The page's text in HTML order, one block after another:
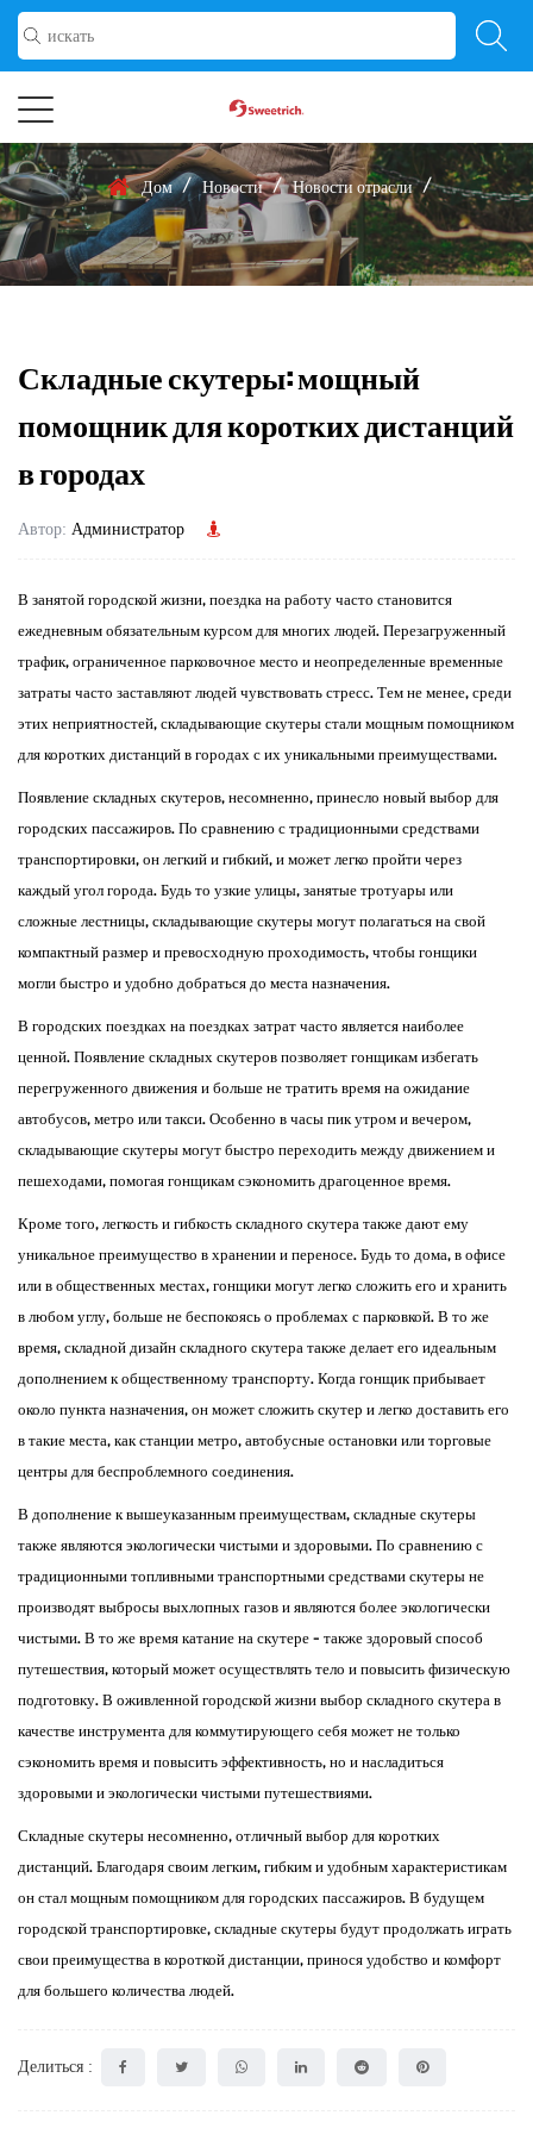
Дом / Новости / Новости отрасли /
Складные скутеры: мощный
помощник для коротких дистанций
в городах
Автор: Администратор
В занятой городской жизни, поездка на работу часто становится
ежедневным обязательным курсом для многих людей. Перезагруженный
трафик, ограниченное парковочное место и неопределенные временные
затраты часто заставляют людей чувствовать стресс. Тем не менее, среди
этих неприятностей, складывающие скутеры стали мощным помощником
для коротких дистанций в городах с их уникальными преимуществами.
Появление складных скутеров, несомненно, принесло новый выбор для
городских пассажиров. По сравнению с традиционными средствами
транспортировки, он легкий и гибкий, и может легко пройти через
каждый угол города. Будь то узкие улицы, занятые тротуары или
сложные лестницы, складывающие скутеры могут полагаться на свой
компактный размер и превосходную проходимость, чтобы гонщики
могли быстро и удобно добраться до места назначения.
В городских поездках на поездках затрат часто является наиболее
ценной. Появление складных скутеров позволяет гонщикам избегать
перегруженного движения и больше не тратить время на ожидание
автобусов, метро или такси. Особенно в часы пик утром и вечером,
складывающие скутеры могут быстро переходить между движением и
пешеходами, помогая гонщикам сэкономить драгоценное время.
Кроме того, легкость и гибкость складного скутера также дают ему
уникальное преимущество в хранении и переносе. Будь то дома, в офисе
или в общественных местах, гонщики могут легко сложить его и хранить
в любом углу, больше не беспокоясь о проблемах с парковкой. В то же
время, складной дизайн складного скутера также делает его идеальным
дополнением к общественному транспорту. Когда гонщик прибывает
около пункта назначения, он может сложить скутер и легко доставить его
в такие места, как станции метро, ​​автобусные остановки или торговые
центры для беспроблемного соединения.
В дополнение к вышеуказанным преимуществам, складные скутеры
также являются экологически чистыми и здоровыми. По сравнению с
традиционными топливными транспортными средствами скутеры не
производят выбросы выхлопных газов и являются более экологически
чистыми. В то же время катание на скутере - также здоровый способ
путешествия, который может осуществлять тело и повысить физическую
подготовку. В оживленной городской жизни выбор складного скутера в
качестве инструмента для коммутирующего себя может не только
сэкономить время и повысить эффективность, но и насладиться
здоровыми и экологически чистыми путешествиями.
Складные скутерынесомненно, отличный выбор для коротких
дистанций. Благодаря своим легким, гибким и удобным характеристикам
он стал мощным помощником для городских пассажиров. В будущем
городской транспортировке, складные скутеры будут продолжать играть
свои преимущества в короткой дистанции, принося удобство и комфорт
для большего количества людей.
Делиться :